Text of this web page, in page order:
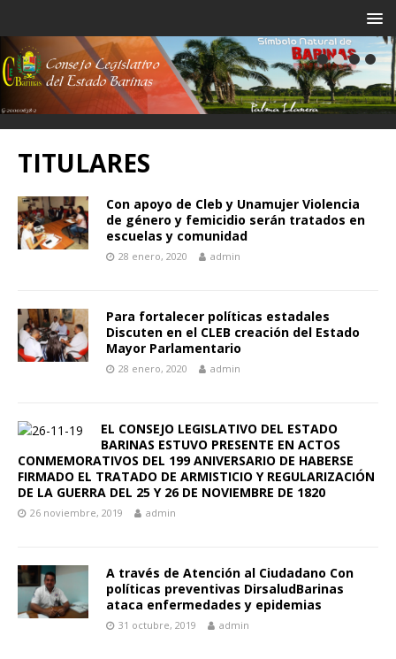
TITULARES
Con apoyo de Cleb y Unamujer Violencia
de género y femicidio serán tratados en
escuelas y comunidad
28 enero, 2020 admin
Para fortalecer políticas estadales
Discuten en el CLEB creación del Estado
Mayor Parlamentario
28 enero, 2020 admin
EL CONSEJO LEGISLATIVO DEL ESTADO
BARINAS ESTUVO PRESENTE EN ACTOS
CONMEMORATIVOS DEL 199 ANIVERSARIO DE HABERSE
FIRMADO EL TRATADO DE ARMISTICIO Y REGULARIZACIÓN
DE LA GUERRA DEL 25 Y 26 DE NOVIEMBRE DE 1820
26 noviembre, 2019 admin
A través de Atención al Ciudadano Con
políticas preventivas DirsaludBarinas
ataca enfermedades y epidemias
31 octubre, 2019 admin